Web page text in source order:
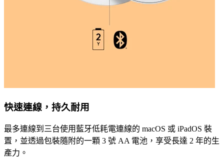
快速連線，持久耐用
最多連線到三台使用藍牙低耗電連線的 macOS 或 iPadOS 裝
置，並透過包裝隨附的一顆 3 號 AA 電池，享受長達 2 年的生
產力。